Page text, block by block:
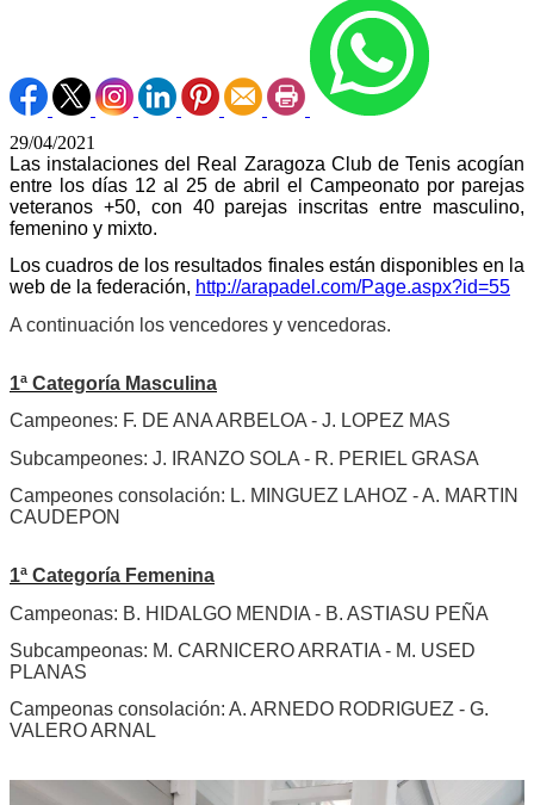
29/04/2021
Las instalaciones del Real Zaragoza Club de Tenis acogían
entre los días 12 al 25 de abril el Campeonato por parejas
veteranos +50, con 40 parejas inscritas entre masculino,
femenino y mixto.
Los cuadros de los resultados finales están disponibles en la
web de la federación, http://arapadel.com/Page.aspx?id=55
A continuación los vencedores y vencedoras.
1ª Categoría Masculina
Campeones: F. DE ANA ARBELOA - J. LOPEZ MAS
Subcampeones: J. IRANZO SOLA - R. PERIEL GRASA
Campeones consolación: L. MINGUEZ LAHOZ - A. MARTIN
CAUDEPON
1ª Categoría Femenina
Campeonas: B. HIDALGO MENDIA - B. ASTIASU PEÑA
Subcampeonas: M. CARNICERO ARRATIA - M. USED
PLANAS
Campeonas consolación: A. ARNEDO RODRIGUEZ - G.
VALERO ARNAL